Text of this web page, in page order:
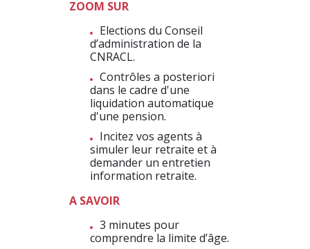
ZOOM SUR
Elections du Conseil
d’administration de la
CNRACL.
Contrôles a posteriori
dans le cadre d'une
liquidation automatique
d'une pension.
Incitez vos agents à
simuler leur retraite et à
demander un entretien
information retraite.
A SAVOIR
3 minutes pour
comprendre la limite d’âge.